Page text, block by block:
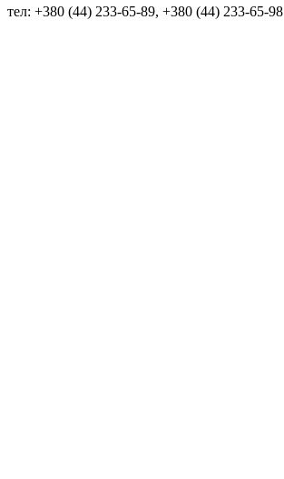
тел: +380 (44) 233-65-89, +380 (44) 233-65-98